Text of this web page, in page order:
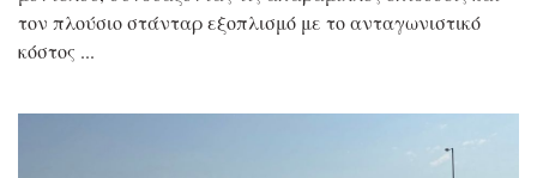
τον πλούσιο στάνταρ εξοπλισμό με το ανταγωνιστικό
κόστος